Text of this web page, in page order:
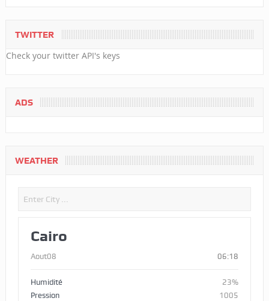
TWITTER
Check your twitter API's keys
ADS
WEATHER
Cairo
Aout08 06:18
Humidité
23%
Pression
1005